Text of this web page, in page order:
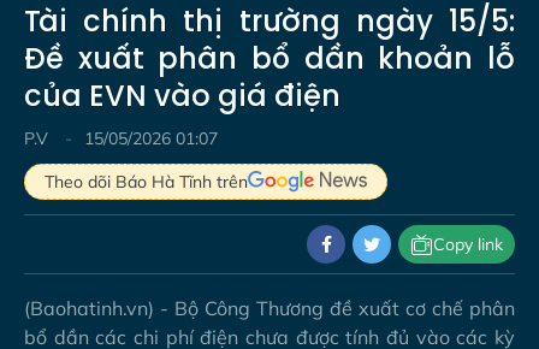
Tài chính thị trường ngày 15/5:
Đề xuất phân bổ dần khoản lỗ
của EVN vào giá điện
P.V
15/05/2026 01:07
Theo dõi Báo Hà Tĩnh trên
Copy link
(Baohatinh.vn) - Bộ Công Thương đề xuất cơ chế phân
bổ dần các chi phí điện chưa được tính đủ vào các kỳ